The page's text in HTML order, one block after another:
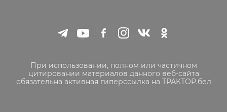
При использовании, полном или частичном
цитировании материалов данного веб-сайта
обязательна активная гиперссылка на ТРАКТОР.бел